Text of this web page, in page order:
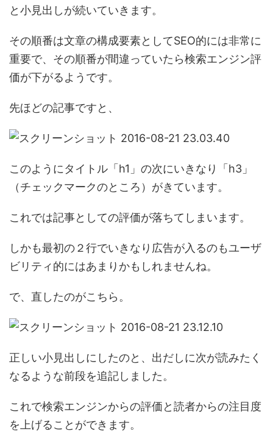
と小見出しが続いていきます。
その順番は文章の構成要素としてSEO的には非常に
重要で、その順番が間違っていたら検索エンジン評
価が下がるようです。
先ほどの記事ですと、
このようにタイトル「h1」の次にいきなり「h3」
（チェックマークのところ）がきています。
これでは記事としての評価が落ちてしまいます。
しかも最初の２行でいきなり広告が入るのもユーザ
ビリティ的にはあまりかもしれませんね。
で、直したのがこちら。
正しい小見出しにしたのと、出だしに次が読みたく
なるような前段を追記しました。
これで検索エンジンからの評価と読者からの注目度
を上げることができます。